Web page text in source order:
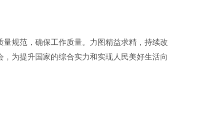
规范，确保工作质量。力图精益求精，持续改
为提升国家的综合实力和实现人民美好生活向